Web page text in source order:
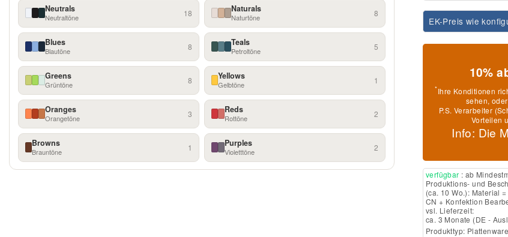
Neutrals
Neutraltöne 18 Naturals
Naturtöne 8
Blues
Blautöne 8 Teals
Petroltöne 5
Greens
Grüntöne 8 Yellows
Gelbtöne 1
Oranges
Orangetöne 3 Reds
Rottöne 2
Browns
Brauntöne 1 Purples
Violetttöne 2
EK-Preis wie
10%
*Ihre Konditionen
sehen, oder
P.S. Verarbeiter
Vorteilen
Info: Die
verfügbar : ab
Produktions- und
(ca. 10 Wo.): Material
CN + Konfektion
vsl. Lieferzeit:
ca. 3 Monate (DE -
Produkttyp: Plattenware